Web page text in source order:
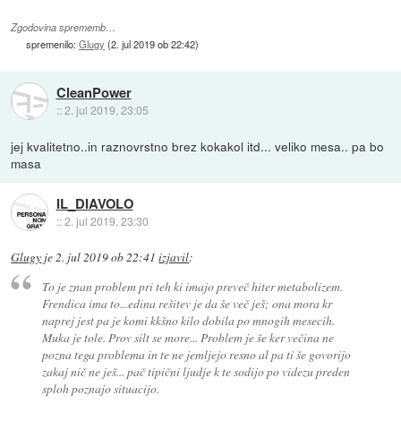
Zgodovina sprememb…
spremenilo:Glugy (2. jul 2019 ob 22:42)
CleanPower
::2. jul 2019, 23:05
jej kvalitetno..in raznovrstno brez kokakol itd... veliko mesa.. pa bo
masa
IL_DIAVOLO
::2. jul 2019, 23:30
Glugy je 2. jul 2019 ob 22:41 izjavil:
To je znan problem pri teh ki imajo preveč hiter metabolizem.
Frendica ima to...edina rešitev je da še več ješ; ona mora kr
naprej jest pa je komi kkšno kilo dobila po mnogih mesecih.
Muka je tole. Prov silt se more... Problem je še ker večina ne
pozna tega problema in te ne jemljejo resno al pa ti še govorijo
zakaj nič ne ješ... pač tipični ljudje k te sodijo po videzu preden
sploh poznajo situacijo.